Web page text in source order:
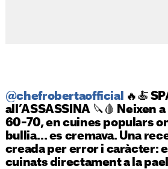
@chefrobertaofficial
🔥🍝
all’ASSASSINA 🔪🩸 Neixen
60–70, en cuines populars
bullia… es cremava. Una
creada per error i caràcter:
cuinats directament a la